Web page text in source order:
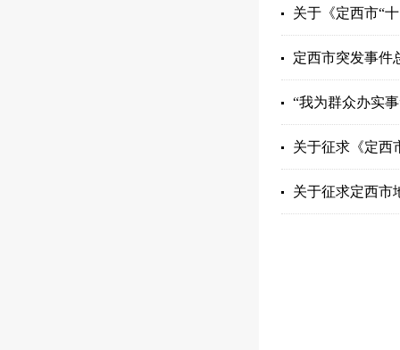
关于《定西市“
定西市突发事件
“我为群众办实
关于征求《定西
关于征求定西市